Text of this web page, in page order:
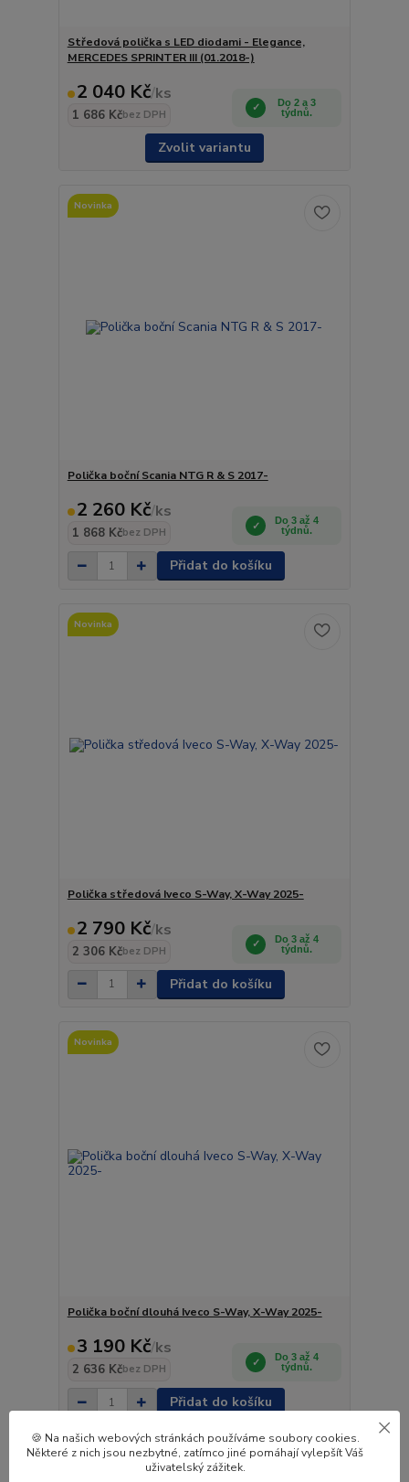
Středová polička s LED diodami - Elegance,
MERCEDES SPRINTER III (01.2018-)
2 040 Kč/ks
1 686 Kčbez DPH
Do 2 a 3
týdnů.
Zvolit variantu
Novinka
Polička boční Scania NTG R & S 2017-
2 260 Kč/ks
1 868 Kčbez DPH
Do 3 až 4
týdnů.
Přidat do košíku
Novinka
Polička středová Iveco S-Way, X-Way 2025-
2 790 Kč/ks
2 306 Kčbez DPH
Do 3 až 4
týdnů.
Přidat do košíku
Novinka
Polička boční dlouhá Iveco S-Way, X-Way 2025-
3 190 Kč/ks
2 636 Kčbez DPH
Do 3 až 4
týdnů.
Přidat do košíku
Novinka
🍪 Na našich webových stránkách používáme soubory cookies.
Některé z nich jsou nezbytné, zatímco jiné pomáhají vylepšít Váš
uživatelský zážitek.